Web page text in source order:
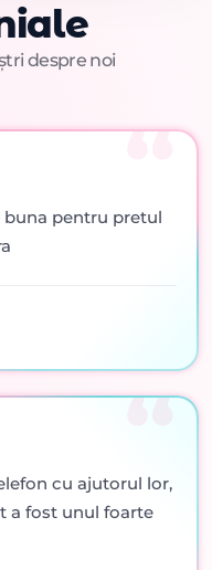
despre noi
buna pentru pretul
cu ajutorul lor,
a fost unul foarte